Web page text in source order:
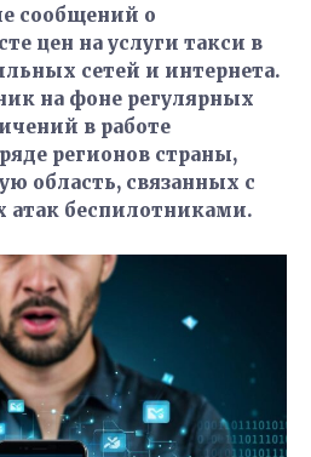
сообщений о
цен на услуги такси в
сетей и интернета.
на фоне регулярных
в работе
регионов страны,
область, связанных с
атак беспилотниками.